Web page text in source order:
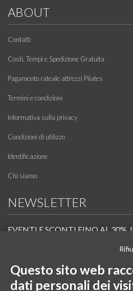
ABOUT
Contatti
Costi, Tempi e Spedizione Gratuita
Pagamento rateale attrezzi Pilates
Termini e condizioni
Informativa sulla privacy
Condizioni di utilizzo
Identificazione
Chi siamo
NEWSLETTER
EVENTI E SCONTI FINO AL 30%.
Scopri in anteprima i nuovi prodotti, le promozioni
Iscrivi alla Newsletter
Questo sito web
dati personali dei